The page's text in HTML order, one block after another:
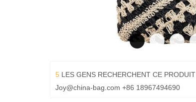
5 LES GENS RECHERCHENT CE PRODUIT
Joy@china-bag.com +86 18967494690